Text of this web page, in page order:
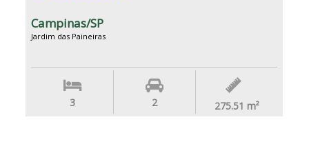
Campinas/SP
Jardim das Paineiras
3 2 275.51 m²